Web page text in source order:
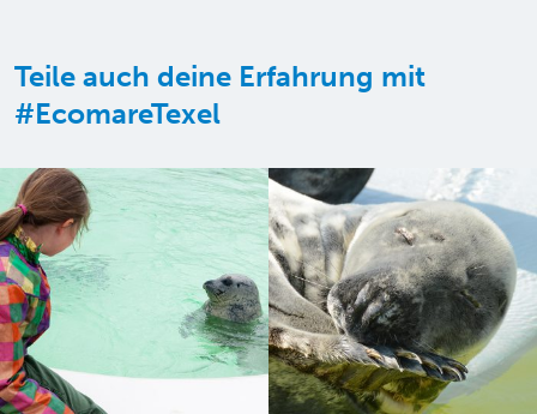
Teile auch deine Erfahrung mit
#EcomareTexel